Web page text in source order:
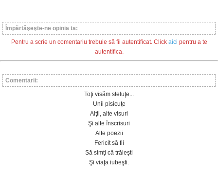
Împărtăşeşte-ne opinia ta:
Pentru a scrie un comentariu trebuie să fii autentificat. Click aici pentru a te
autentifica.
Comentarii:
Toţi visăm steluţe...
Unii pisicuţe
Alţii, alte visuri
Şi alte înscrisuri
Alte poezii
Fericit să fii
Să simţi că trăieşti
Şi viaţa iubeşti.